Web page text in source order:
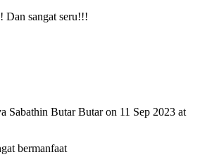
Dan sangat seru!!!
Sabathin Butar Butar on 11 Sep 2023 at
bermanfaat